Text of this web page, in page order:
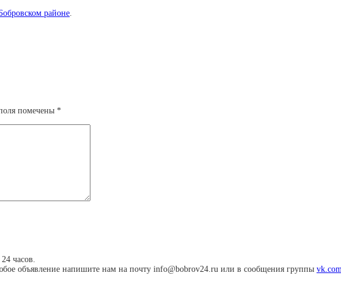
районе
помечены *
часов.
объявление напишите нам на почту info@bobrov24.ru или в сообщения группы